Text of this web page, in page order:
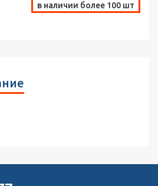
в наличии более 100 шт